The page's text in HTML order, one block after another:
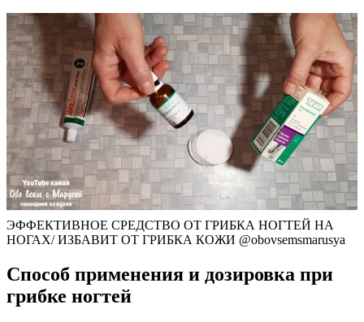
ЭФФЕКТИВНОЕ СРЕДСТВО ОТ ГРИБКА НОГТЕЙ НА
НОГАХ/ ИЗБАВИТ ОТ ГРИБКА КОЖИ @obovsemsmarusya
Способ применения и дозировка при
грибке ногтей